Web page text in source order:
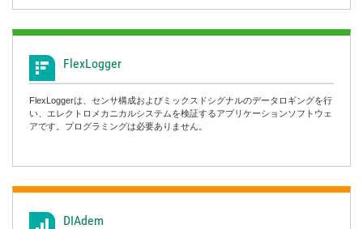
FlexLogger
FlexLoggerは、センサ構成およびミックスドシグナルのデータロギングを行
い、エレクトロメカニカルシステムを検証するアプリケーションソフトウェ
アです。プログラミングは必要ありません。
DIAdem